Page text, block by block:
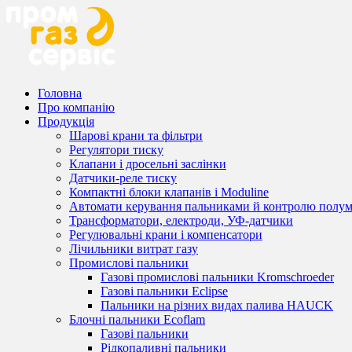
Головна
Про компанію
Продукція
Шарові крани та фільтри
Регулятори тиску
Клапани і дросельні заслінки
Датчики-реле тиску
Компактні блоки клапанів і Moduline
Автомати керування пальниками й контролю
Трансформатори, електроди, УФ-датчики
Регулювальні крани і компенсатори
Лічильники витрат газу
Промислові пальники
Газові промислові пальники Kromschroeder
Газові пальники Eclipse
Пальники на різних видах палива HAUCK
Блочні пальники Ecoflam
Газові пальники
Рідкопаливні пальники